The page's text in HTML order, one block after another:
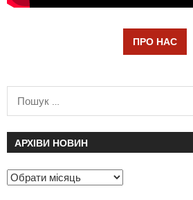
ПРО НАС
АРХІВИ НОВИН